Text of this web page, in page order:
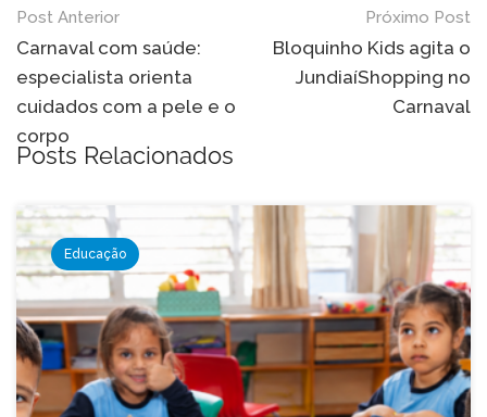
Navegação
de
Post
Post Anterior
Carnaval com saúde:
especialista orienta
cuidados com a pele e o
corpo
Próximo Post
Bloquinho Kids agita o
JundiaíShopping no
Carnaval
Posts Relacionados
Educação